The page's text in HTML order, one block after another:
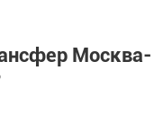
Москва-